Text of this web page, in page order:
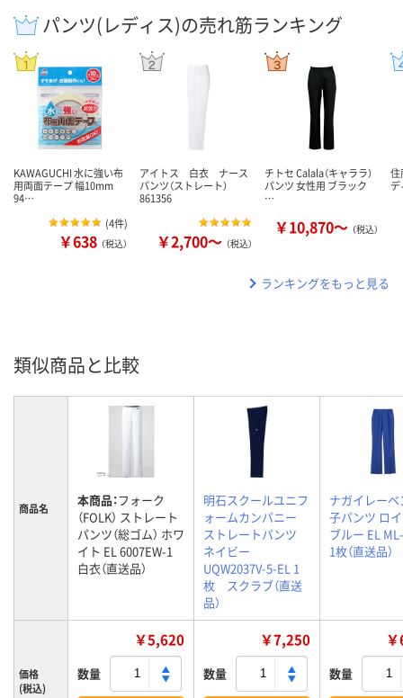
パンツ(レディス)の売れ筋ランキング
KAWAGUCHI 水に強い布
用両面テープ 幅10mm
94…
(4件)
￥638 （税込）
アイトス 白衣 ナース
パンツ（ストレート）
861356
￥2,700～ （税込）
チトセ Calala（キャララ）
パンツ 女性用 ブラック
…
￥10,870～ （税込）
住
ランキングをもっと見る
類似商品と比較
商品名 本商品：フォーク
（FOLK） ストレート
パンツ（総ゴム） ホワ
イト EL 6007EW-1
白衣（直送品）
明石スクールユニフ
ォームカンパニー
ストレートパンツ
ネイビー
UQW2037V-5-EL 1
枚 スクラブ（直送
品）
ナガイレーベ
子パンツ ロ
ブルー EL
1枚（直送品）
価格
(税込)
￥5,620
数量
￥7,250
数量 数量